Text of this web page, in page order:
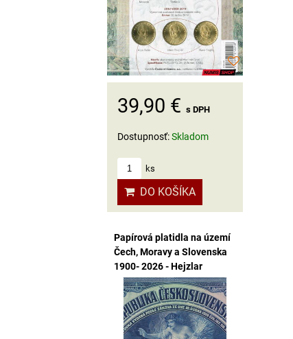
39,90 € s DPH
Dostupnosť:Skladom
ks
DO KOŠÍKA
Papírová platidla na území
Čech, Moravy a Slovenska
1900- 2026 - Hejzlar